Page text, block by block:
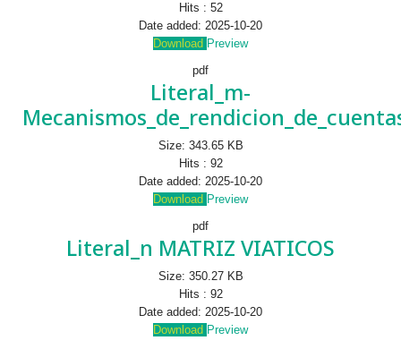
Hits : 52
Date added: 2025-10-20
Download Preview
pdf
Literal_m-
Size: 343.65 KB
Hits : 92
Date added: 2025-10-20
Download Preview
pdf
Literal_n MATRIZ VIATICOS
Size: 350.27 KB
Hits : 92
Date added: 2025-10-20
Download Preview